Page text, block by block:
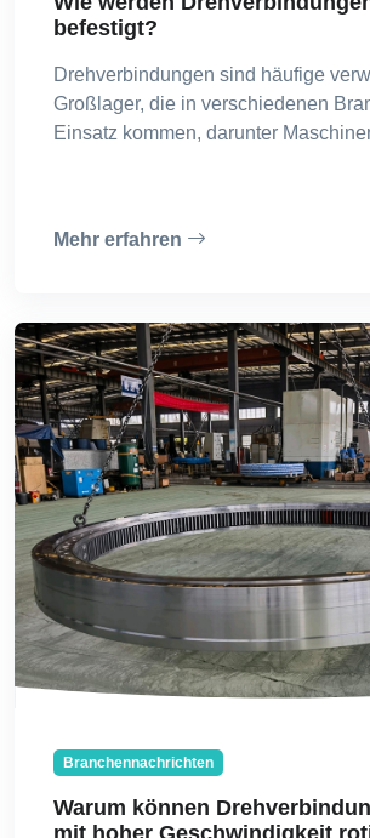
befestigt?
Drehverbindungen sind häufige
Großlager, die in verschiedenen
Einsatz kommen, darunter
Mehr erfahren
Branchennachrichten
Warum können